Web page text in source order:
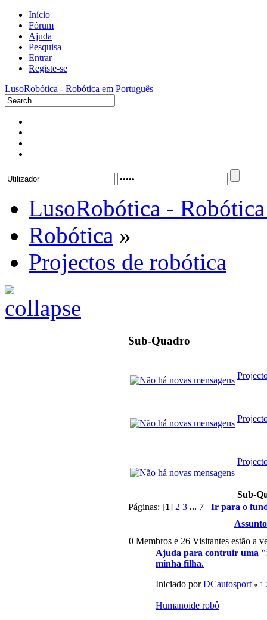
Início
Fórum
Ajuda
Pesquisa
Entrar
Registe-se
LusoRobótica - Robótica em Português
LusoRobótica -
Robótica »
Projectos de robótica
Sub-Quadro
Sub-
Páginas: [1] 2 3 ... 7
Ir para o
Assunto
0 Membros e 26 Visitantes estão a
Ajuda para contruir uma
minha filha.
Iniciado porDCautosport « 1
Humanoide robô